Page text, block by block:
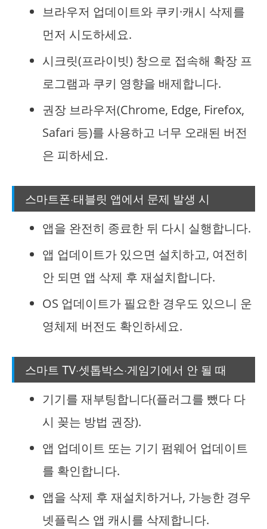
브라우저 업데이트와 쿠키·캐시 삭제를
먼저 시도하세요.
시크릿(프라이빗) 창으로 접속해 확장 프
로그램과 쿠키 영향을 배제합니다.
권장 브라우저(Chrome, Edge, Firefox,
Safari 등)를 사용하고 너무 오래된 버전
은 피하세요.
스마트폰·태블릿 앱에서 문제 발생 시
앱을 완전히 종료한 뒤 다시 실행합니다.
앱 업데이트가 있으면 설치하고, 여전히
안 되면 앱 삭제 후 재설치합니다.
OS 업데이트가 필요한 경우도 있으니 운
영체제 버전도 확인하세요.
스마트 TV·셋톱박스·게임기에서 안 될 때
기기를 재부팅합니다(플러그를 뺐다 다
시 꽂는 방법 권장).
앱 업데이트 또는 기기 펌웨어 업데이트
를 확인합니다.
앱을 삭제 후 재설치하거나, 가능한 경우
넷플릭스 앱 캐시를 삭제합니다.